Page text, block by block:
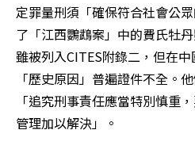
定罪量刑須「確保符合社會公
了「江西鸚鵡案」中的費氏牡
雖被列入CITES附錄二，但在
「歷史原因」普遍證件不全。
「追究刑事責任應當特別慎重
管理加以解決」。